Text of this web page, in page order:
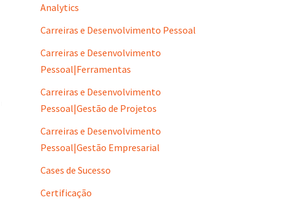
Analytics
Carreiras e Desenvolvimento Pessoal
Carreiras e Desenvolvimento
Pessoal|Ferramentas
Carreiras e Desenvolvimento
Pessoal|Gestão de Projetos
Carreiras e Desenvolvimento
Pessoal|Gestão Empresarial
Cases de Sucesso
Certificação